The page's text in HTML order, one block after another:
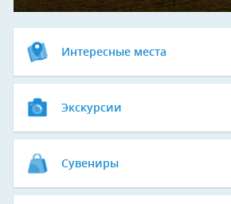
Интересные места
Экскурсии
Сувениры